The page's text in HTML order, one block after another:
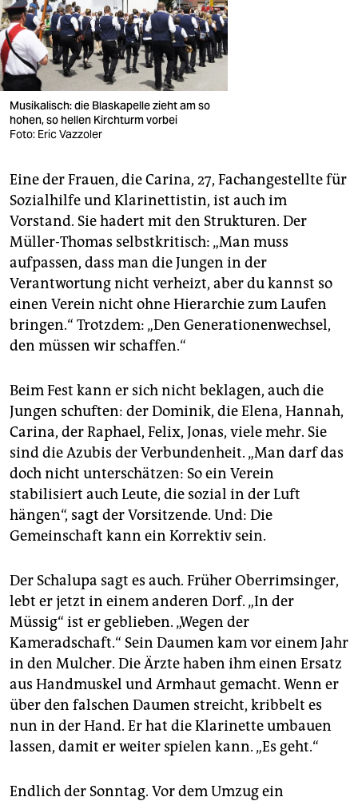
Musikalisch: die Blaskapelle zieht am so
hohen, so hellen Kirchturm vorbei
Foto: Eric Vazzoler
Eine der Frauen, die Carina, 27, Fachangestellte für
Sozialhilfe und Klarinettistin, ist auch im
Vorstand. Sie hadert mit den Strukturen. Der
Müller-Thomas selbstkritisch: „Man muss
aufpassen, dass man die Jungen in der
Verantwortung nicht verheizt, aber du kannst so
einen Verein nicht ohne Hierarchie zum Laufen
bringen.“ Trotzdem: „Den Generationenwechsel,
den müssen wir schaffen.“
Beim Fest kann er sich nicht beklagen, auch die
Jungen schuften: der Dominik, die Elena, Hannah,
Carina, der Raphael, Felix, Jonas, viele mehr. Sie
sind die Azubis der Verbundenheit. „Man darf das
doch nicht unterschätzen: So ein Verein
stabilisiert auch Leute, die sozial in der Luft
hängen“, sagt der Vorsitzende. Und: Die
Gemeinschaft kann ein Korrektiv sein.
Der Schalupa sagt es auch. Früher Oberrimsinger,
lebt er jetzt in einem anderen Dorf. „In der
Müssig“ ist er geblieben. „Wegen der
Kameradschaft.“ Sein Daumen kam vor einem Jahr
in den Mulcher. Die Ärzte haben ihm einen Ersatz
aus Handmuskel und Armhaut gemacht. Wenn er
über den falschen Daumen streicht, kribbelt es
nun in der Hand. Er hat die Klarinette umbauen
lassen, damit er weiter spielen kann. „Es geht.“
Endlich der Sonntag. Vor dem Umzug ein